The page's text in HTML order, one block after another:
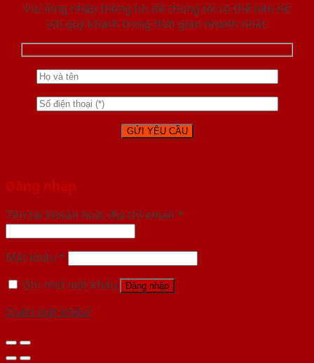
Vui lòng nhập thông tin để chúng tôi có thể liên hệ
với quý khách trong thời gian nhanh nhất.
Đăng nhập
Tên tài khoản hoặc địa chỉ email *
Mật khẩu *
Ghi nhớ mật khẩu
Đăng nhập
Quên mật khẩu?